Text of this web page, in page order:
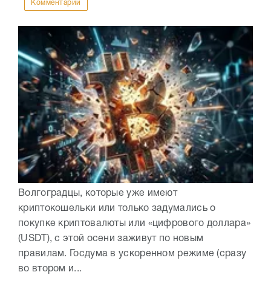
Комментарии
Волгоградцы, которые уже имеют
криптокошельки или только задумались о
покупке криптовалюты или «цифрового доллара»
(USDT), с этой осени заживут по новым
правилам. Госдума в ускоренном режиме (сразу
во втором и...